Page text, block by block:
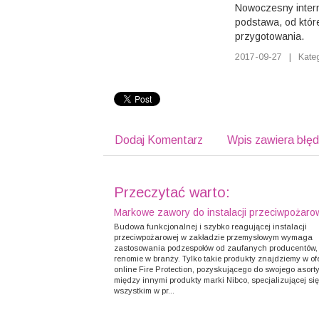
Nowoczesny
podstawa, od
przygotowania.
2017-09-27 |
Dodaj Komentarz Wpis zawiera
Przeczytać warto:
Markowe zawory do instalacji
Budowa funkcjonalnej i szybko reagującej instalacji
przeciwpożarowej w zakładzie przemysłowym wymaga
zastosowania podzespołów od zaufanych
renomie w branży. Tylko takie produkty znajdziemy w
online Fire Protection, pozyskującego do swojego
między innymi produkty marki Nibco, specjalizującej
wszystkim w pr...